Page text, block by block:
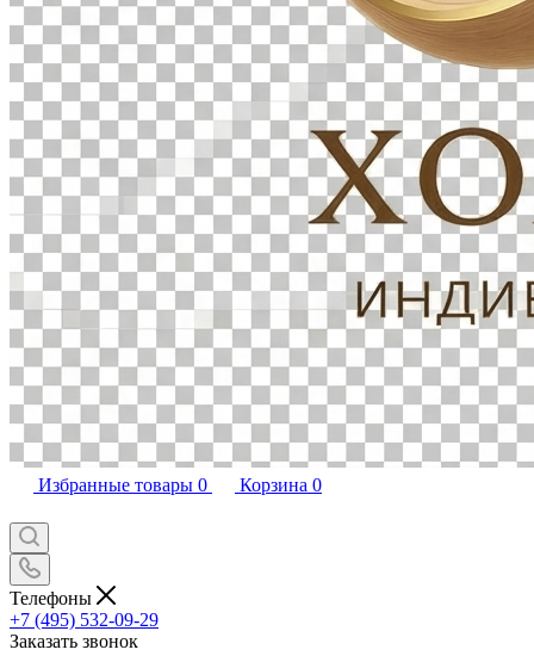
Избранные товары 0 Корзина 0
Телефоны
+7 (495) 532-09-29
Заказать звонок